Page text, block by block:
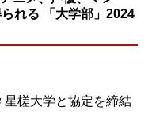
れる 「大学部」2024
槎大学と協定を締結